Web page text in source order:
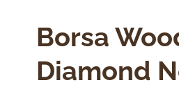
Borsa
Diamond